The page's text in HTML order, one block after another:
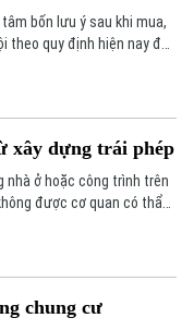
bốn lưu ý sau khi mua,
theo quy định hiện nay để
xây dựng trái phép
nhà ở hoặc công trình trên
được cơ quan có thẩm
chung cư